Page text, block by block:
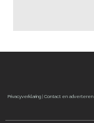
Privacyverklaring |Contact en adverteren